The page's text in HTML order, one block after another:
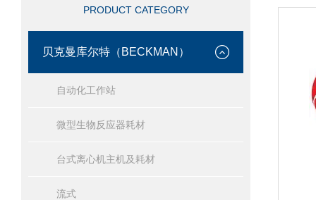
PRODUCT CATEGORY
贝克曼库尔特（BECKMAN）
自动化工作站
微型生物反应器耗材
台式离心机主机及耗材
流式